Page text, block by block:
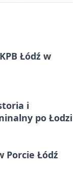
Łódź w
i
po Łodzi
Porcie Łódź